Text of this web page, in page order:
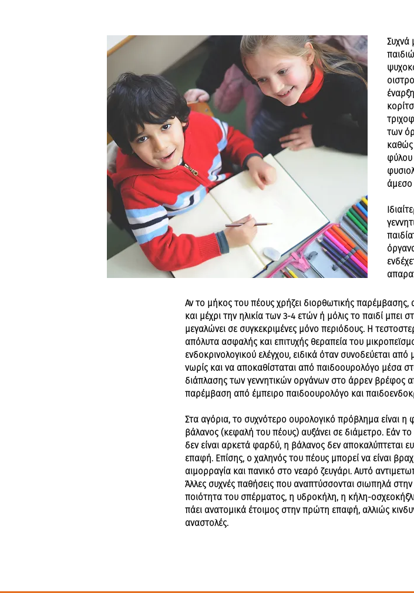
Συχνά
των
καθώς
φύλου
άμεσο
Αν το μήκος του πέους χρήζει διορθωτικής παρέμβασης,
και μέχρι την ηλικία των 3-4 ετών ή μόλις το παιδί
μεγαλώνει σε συγκεκριμένες μόνο περιόδους. Η
απόλυτα ασφαλής και επιτυχής θεραπεία του
ενδοκρινολογικού ελέγχου, ειδικά όταν συνοδεύεται
νωρίς και να αποκαθίσταται από παιδοουρολόγο μέσα
διάπλασης των γεννητικών οργάνων στο άρρεν βρέφος
παρέμβαση από έμπειρο παιδοουρολόγο και
Στα αγόρια, το συχνότερο ουρολογικό πρόβλημα είναι
βάλανος (κεφαλή του πέους) αυξάνει σε διάμετρο. Εάν
δεν είναι αρκετά φαρδύ, η βάλανος δεν αποκαλύπτεται
επαφή. Επίσης, ο χαληνός του πέους μπορεί να είναι
αιμορραγία και πανικό στο νεαρό ζευγάρι. Αυτό
Άλλες συχνές παθήσεις που αναπτύσσονται σιωπηλά
ποιότητα του σπέρματος, η υδροκήλη, η κήλη-
πάει ανατομικά έτοιμος στην πρώτη επαφή, αλλιώς
αναστολές.